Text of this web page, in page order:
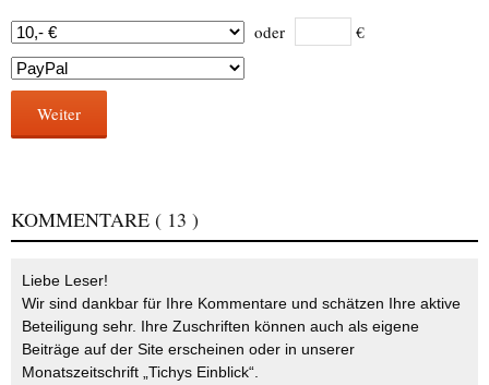
oder €
Weiter
KOMMENTARE ( 13 )
Liebe Leser!
Wir sind dankbar für Ihre Kommentare und schätzen Ihre aktive
Beteiligung sehr. Ihre Zuschriften können auch als eigene
Beiträge auf der Site erscheinen oder in unserer
Monatszeitschrift „Tichys Einblick“.